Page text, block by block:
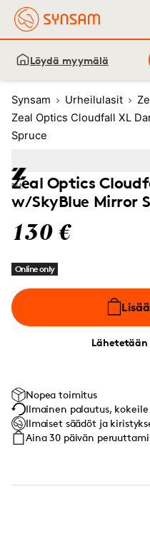
Löydä myymälä
Synsam Urheilulasit
Zeal Optics Cloudfall XL
Spruce
Zeal Optics
w/SkyBlue Mirror
130 €
Online only
Lähetetään
Nopea toimitus
Ilmainen palautus,
Ilmaiset säädöt ja
Aina 30 päivän